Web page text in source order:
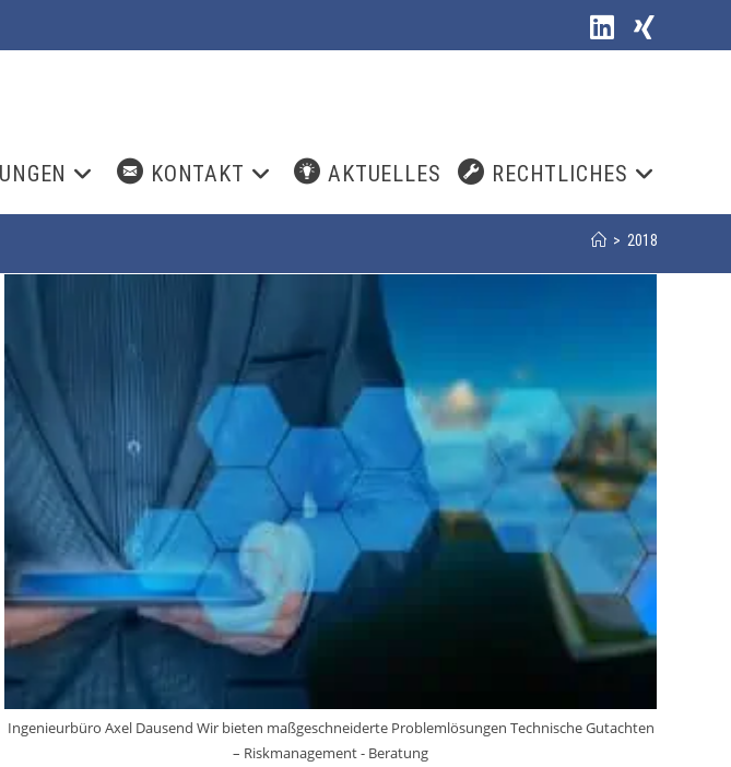
KONTAKT AKTUELLES RECHTLICHES
> 2018
Ingenieurbüro Axel Dausend Wir bieten maßgeschneiderte Problemlösungen Technische Gutachten
– Riskmanagement - Beratung